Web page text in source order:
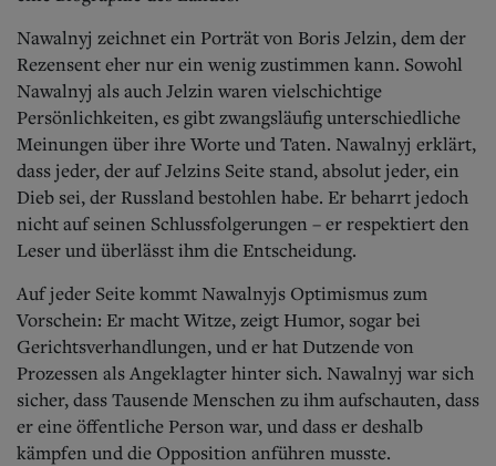
Nawalnyj zeichnet ein Porträt von Boris Jelzin, dem der
Rezensent eher nur ein wenig zustimmen kann. Sowohl
Nawalnyj als auch Jelzin waren vielschichtige
Persönlichkeiten, es gibt zwangsläufig unterschiedliche
Meinungen über ihre Worte und Taten. Nawalnyj erklärt,
dass jeder, der auf Jelzins Seite stand, absolut jeder, ein
Dieb sei, der Russland bestohlen habe. Er beharrt jedoch
nicht auf seinen Schlussfolgerungen – er respektiert den
Leser und überlässt ihm die Entscheidung.
Auf jeder Seite kommt Nawalnyjs Optimismus zum
Vorschein: Er macht Witze, zeigt Humor, sogar bei
Gerichtsverhandlungen, und er hat Dutzende von
Prozessen als Angeklagter hinter sich. Nawalnyj war sich
sicher, dass Tausende Menschen zu ihm aufschauten, dass
er eine öffentliche Person war, und dass er deshalb
kämpfen und die Opposition anführen musste.